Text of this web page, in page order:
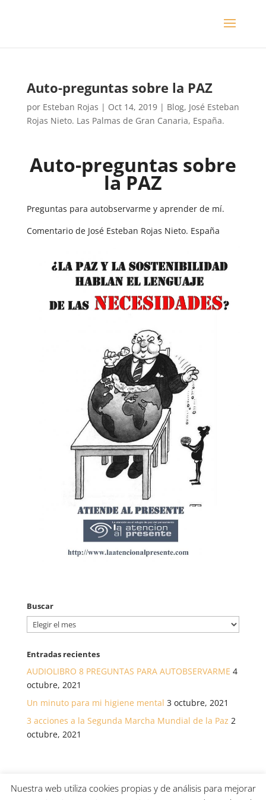
Auto-preguntas sobre la PAZ
por Esteban Rojas | Oct 14, 2019| Blog, José Esteban
Rojas Nieto. Las Palmas de Gran Canaria, España.
Auto-preguntas sobre
la PAZ
Preguntas para autobservarme y aprender de mí.
Comentario de José Esteban Rojas Nieto. España
Buscar
Buscar
Entradas recientes
AUDIOLIBRO 8 PREGUNTAS PARA AUTOBSERVARME 4
octubre, 2021
Un minuto para mi higiene mental 3 octubre, 2021
3 acciones a la Segunda Marcha Mundial de la Paz 2
octubre, 2021
Nuestra web utiliza cookies propias y de análisis para mejorar